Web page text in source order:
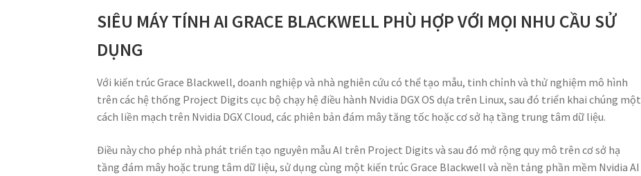
SIÊU MÁY TÍNH AI GRACE BLACKWELL PHÙ HỢP VỚI MỌI NHU CẦU SỬ
DỤNG
Với kiến trúc Grace Blackwell, doanh nghiệp và nhà nghiên cứu có thể tạo mẫu, tinh chỉnh và thử nghiệm mô hình
trên các hệ thống Project Digits cục bộ chạy hệ điều hành Nvidia DGX OS dựa trên Linux, sau đó triển khai chúng một
cách liền mạch trên Nvidia DGX Cloud, các phiên bản đám mây tăng tốc hoặc cơ sở hạ tầng trung tâm dữ liệu.
Điều này cho phép nhà phát triển tạo nguyên mẫu AI trên Project Digits và sau đó mở rộng quy mô trên cơ sở hạ
tầng đám mây hoặc trung tâm dữ liệu, sử dụng cùng một kiến trúc Grace Blackwell và nền tảng phần mềm Nvidia AI